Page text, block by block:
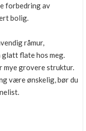
forbedring av
bolig.
råmur,
flate hos meg.
mye grovere struktur.
være ønskelig, bør du